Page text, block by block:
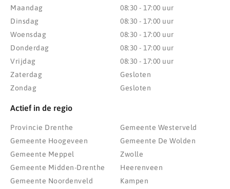
Maandag
Dinsdag
Woensdag
Donderdag
Vrijdag
Zaterdag
Zondag
08:30 - 17:00 uur
08:30 - 17:00 uur
08:30 - 17:00 uur
08:30 - 17:00 uur
08:30 - 17:00 uur
Gesloten
Gesloten
Actief in de regio
Provincie Drenthe
Gemeente Hoogeveen
Gemeente Meppel
Gemeente Midden-Drenthe
Gemeente Noordenveld
Gemeente Westerveld
Gemeente De Wolden
Zwolle
Heerenveen
Kampen